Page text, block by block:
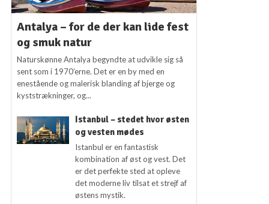
Antalya – for de der kan lide fest
og smuk natur
Naturskønne Antalya begyndte at udvikle sig så
sent som i 1970’erne. Det er en by med en
enestående og malerisk blanding af bjerge og
kyststrækninger, og...
Istanbul – stedet hvor østen
og vesten mødes
Istanbul er en fantastisk
kombination af øst og vest. Det
er det perfekte sted at opleve
det moderne liv tilsat et strejf af
østens mystik.